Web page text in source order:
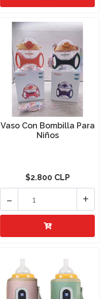
Vaso Con Bombilla Para
Niños
$2.800 CLP
+
-